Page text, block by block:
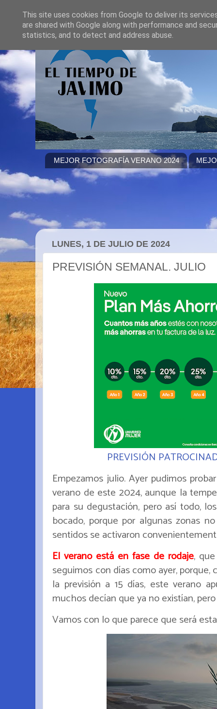
MEJOR FOTOGRAFÍA VERANO 2024
LUNES, 1 DE JULIO DE 2024
PREVISIÓN SEMANAL. JULIO
PREVISIÓN
Empezamos julio. Ayer pudimos
verano de este 2024, aunque la
para su degustación, pero así todo,
bocado, porque por algunas zonas
sentidos se activaron
El verano está en fase de rodaje,
seguimos con días como ayer,
la previsión a 15 días, este verano
muchos decían que ya no existían,
Vamos con lo que parece que será
This site uses cookies from Google to deliver its
are shared with Google along with performance and
statistics, and to detect and address abuse.